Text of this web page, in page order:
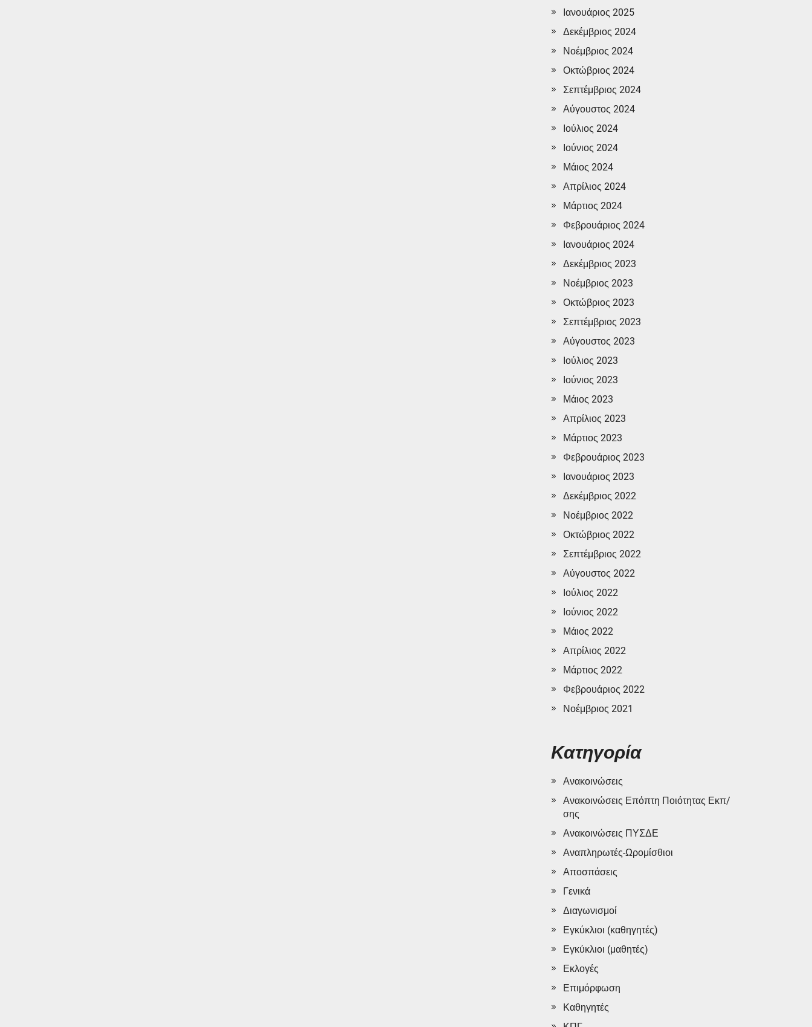
Ιανουάριος 2025
Δεκέμβριος 2024
Νοέμβριος 2024
Οκτώβριος 2024
Σεπτέμβριος 2024
Αύγουστος 2024
Ιούλιος 2024
Ιούνιος 2024
Μάιος 2024
Απρίλιος 2024
Μάρτιος 2024
Φεβρουάριος 2024
Ιανουάριος 2024
Δεκέμβριος 2023
Νοέμβριος 2023
Οκτώβριος 2023
Σεπτέμβριος 2023
Αύγουστος 2023
Ιούλιος 2023
Ιούνιος 2023
Μάιος 2023
Απρίλιος 2023
Μάρτιος 2023
Φεβρουάριος 2023
Ιανουάριος 2023
Δεκέμβριος 2022
Νοέμβριος 2022
Οκτώβριος 2022
Σεπτέμβριος 2022
Αύγουστος 2022
Ιούλιος 2022
Ιούνιος 2022
Μάιος 2022
Απρίλιος 2022
Μάρτιος 2022
Φεβρουάριος 2022
Νοέμβριος 2021
Κατηγορία
Ανακοινώσεις
Ανακοινώσεις Επόπτη Ποιότητας Εκπ/
σης
Ανακοινώσεις ΠΥΣΔΕ
Αναπληρωτές-Ωρομίσθιοι
Αποσπάσεις
Γενικά
Διαγωνισμοί
Εγκύκλιοι (καθηγητές)
Εγκύκλιοι (μαθητές)
Εκλογές
Επιμόρφωση
Καθηγητές